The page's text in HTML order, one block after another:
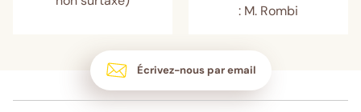
: M. Rombi
Écrivez-nous par email